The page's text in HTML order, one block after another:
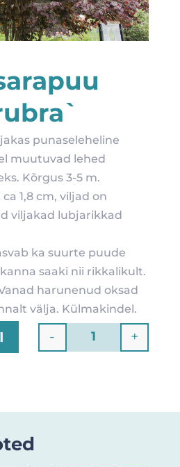
punaseleheline
muutuvad lehed
Kõrgus 3-5 m.
1,8 cm, viljad on
viljakad lubjarikkad
ka suurte puude
saaki nii rikkalikult.
harunenud oksad
välja. Külmakindel.
Quantity
- +